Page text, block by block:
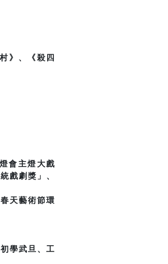
》、《殺四
會主燈大戲
戲劇獎」、
天藝術節環
學武旦、工